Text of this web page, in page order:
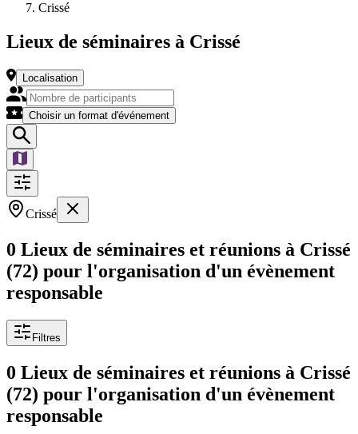
Crissé
Lieux de séminaires à Crissé
Localisation
Choisir un format d'événement
Crissé
0 Lieux de séminaires et réunions à Crissé
(72) pour l'organisation d'un évènement
responsable
Filtres
0 Lieux de séminaires et réunions à Crissé
(72) pour l'organisation d'un évènement
responsable